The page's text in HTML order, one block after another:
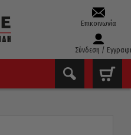
Επικοινωνία
Σύνδεση /